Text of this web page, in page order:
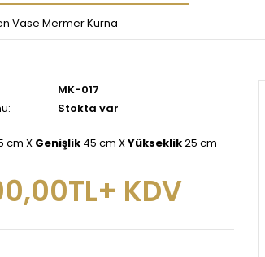
Vase Mermer Kurna
MK-017
Stokta var
cm X Genişlik45 cm XYükseklik25 cm
KDV